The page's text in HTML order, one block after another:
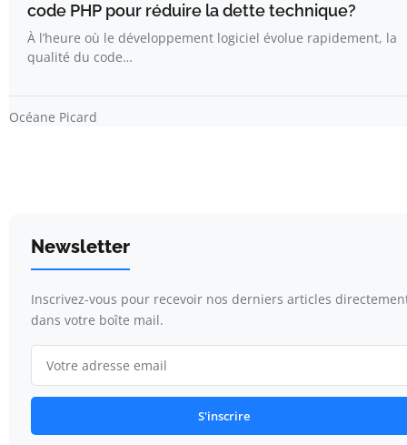
code PHP pour réduire la dette technique?
À l’heure où le développement logiciel évolue rapidement, la
qualité du code…
Océane Picard
Newsletter
Inscrivez-vous pour recevoir nos derniers articles
dans votre boîte mail.
S'inscrire